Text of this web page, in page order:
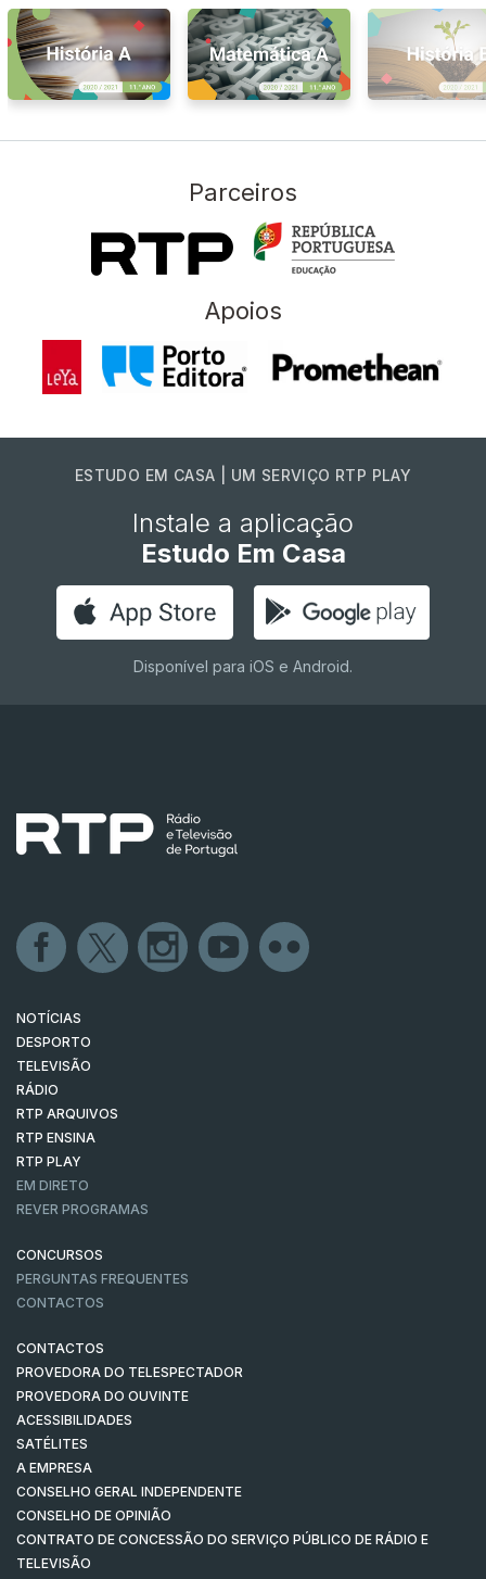
Parceiros
Apoios
ESTUDO EM CASA | UM SERVIÇO RTP PLAY
Instale a aplicação
Estudo Em Casa
Disponível para iOS e Android.
NOTÍCIAS
DESPORTO
TELEVISÃO
RÁDIO
RTP ARQUIVOS
RTP ENSINA
RTP PLAY
EM DIRETO
REVER PROGRAMAS
CONCURSOS
PERGUNTAS FREQUENTES
CONTACTOS
CONTACTOS
PROVEDORA DO TELESPECTADOR
PROVEDORA DO OUVINTE
ACESSIBILIDADES
SATÉLITES
A EMPRESA
CONSELHO GERAL INDEPENDENTE
CONSELHO DE OPINIÃO
CONTRATO DE CONCESSÃO DO SERVIÇO PÚBLICO DE RÁDIO E
TELEVISÃO